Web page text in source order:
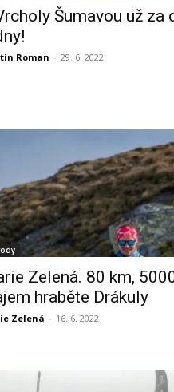
Šumavou už za
Roman - 29. 6. 2022
Zelená. 80 km,
hraběte Drákuly
Zelená - 16. 6. 2022